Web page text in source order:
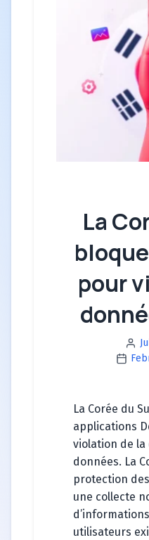
La
pour
La Corée du
applications
violation de
données. La
protection
une collecte
utilisateurs